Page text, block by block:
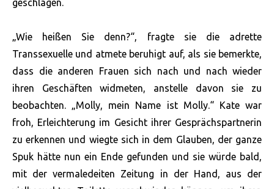
geschlagen.
„Wie heißen Sie denn?“, fragte sie die adrette
Transsexuelle und atmete beruhigt auf, als sie bemerkte,
dass die anderen Frauen sich nach und nach wieder
ihren Geschäften widmeten, anstelle davon sie zu
beobachten. „Molly, mein Name ist Molly.“ Kate war
froh, Erleichterung im Gesicht ihrer Gesprächspartnerin
zu erkennen und wiegte sich in dem Glauben, der ganze
Spuk hätte nun ein Ende gefunden und sie würde bald,
mit der vermaledeiten Zeitung in der Hand, aus der